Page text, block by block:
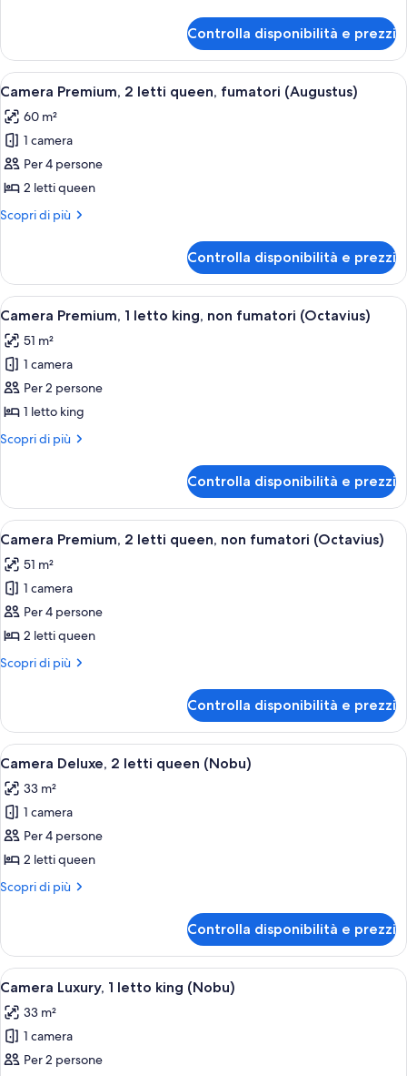
king,
fumatori
(Augustus)
Premium,
letto
fumatori
(Augustus)
Controlla disponibilità e prezzi
Apri
tutte
le
foto
per
Camera
Premium,
queen,
fumatori
(Augustus)
Una camera d'albergo con due letti,
4
Camera Premium, 2 letti queen, fumatori (Augustus)
60 m²
1 camera
Per 4 persone
2 letti queen
Scopri di più
Altri
Premium,
letti
fumatori
(Augustus)
Controlla disponibilità e prezzi
Apri
tutte
le
foto
per
Camera
Premium,
king,
non
fumatori
(Octavius)
Una camera d'albergo con un letto
4
Camera Premium, 1 letto king, non fumatori (Octavius)
51 m²
1 camera
Per 2 persone
1 letto king
Scopri di più
Altri
Premium,
letto
non
fumatori
(Octavius)
Controlla disponibilità e prezzi
Apri
tutte
le
foto
per
Camera
Premium,
queen,
non
fumatori
(Octavius)
Una camera d'albergo con due letti,
4
Camera Premium, 2 letti queen, non fumatori (Octavius)
51 m²
1 camera
Per 4 persone
2 letti queen
Scopri di più
Altri
Premium,
letti
non
fumatori
(Octavius)
Controlla disponibilità e prezzi
Apri
tutte
le
foto
per
Camera
Deluxe,
queen
(Nobu)
Camera d'albergo con un letto
4
Camera Deluxe, 2 letti queen (Nobu)
33 m²
1 camera
Per 4 persone
2 letti queen
Scopri di più
Altri
Deluxe,
letti
(Nobu)
Controlla disponibilità e prezzi
Apri
tutte
le
foto
per
Una camera d'albergo con un ampio
4
Camera Luxury, 1 letto king (Nobu)
33 m²
1 camera
Per 2 persone